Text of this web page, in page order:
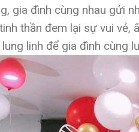
gia đình cùng nhau gửi
thần đem lại sự vui vẻ,
linh để gia đình cùng